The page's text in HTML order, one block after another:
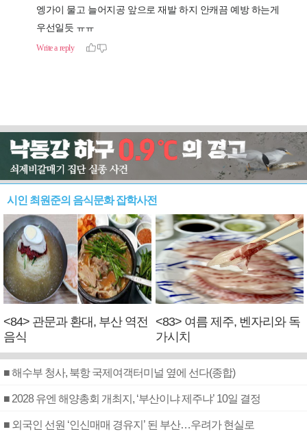
시인 최원준의 음식문화 잡학사전
<84> 관문과 환대, 부산 역전
음식
<83> 여름 제주, 벤자리와 독
가시치
■ 해수부 청사, 북항 국제여객터미널 옆에 선다(종합)
■ 2028 유엔 해양총회 개최지, ‘부산이냐 제주냐’ 10일 결정
■ 외국인 선원 ‘인신매매 경유지’ 된 부산…우려가 현실로